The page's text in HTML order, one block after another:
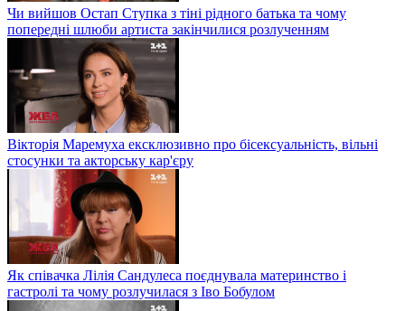
Чи вийшов Остап Ступка з тіні рідного батька та чому
попередні шлюби артиста закінчилися розлученням
Вікторія Маремуха ексклюзивно про бісексуальність, вільні
стосунки та акторську кар'єру
Як співачка Лілія Сандулеса поєднувала материнство і
гастролі та чому розлучилася з Іво Бобулом